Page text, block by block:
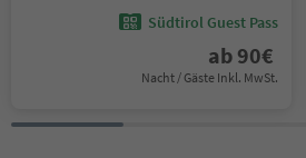
Südtirol Guest Pass
ab 90€
Nacht / Gäste Inkl. MwSt.